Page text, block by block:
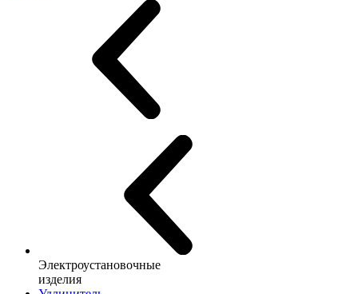
Электроустановочные
изделия